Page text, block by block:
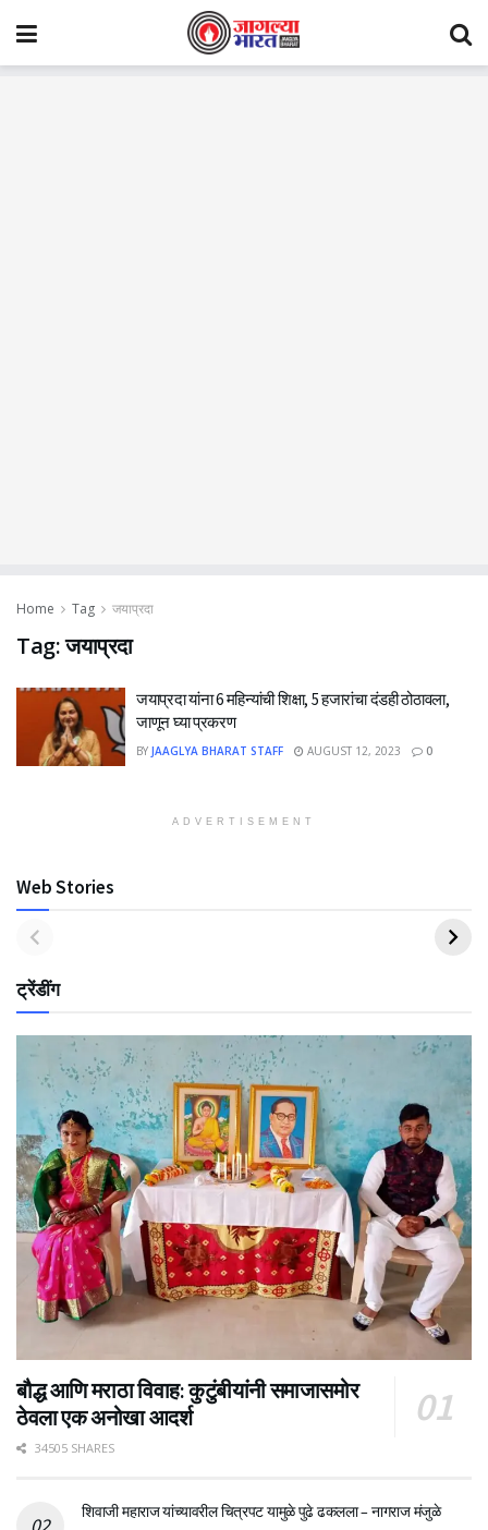
Home Tag जयाप्रदा
Tag:जयाप्रदा
जयाप्रदा यांना 6 महिन्यांची शिक्षा, 5 हजारांचा दंडही ठोठावला,
जाणून घ्या प्रकरण
BY JAAGLYA BHARAT STAFF AUGUST 12, 2023 0
ADVERTISEMENT
Web Stories
ट्रेंडींग
बौद्ध आणि मराठा विवाह: कुटुंबीयांनी समाजासमोर
ठेवला एक अनोखा आदर्श
34505 SHARES
शिवाजी महाराज यांच्यावरील चित्रपट यामुळे पुढे ढकलला – नागराज मंजुळे